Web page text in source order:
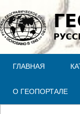
ГЛАВНАЯ
О ГЕОПОРТАЛЕ